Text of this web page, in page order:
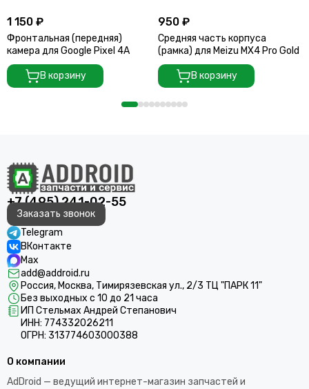
1 150 ₽
Фронтальная (передняя)
камера для Google Pixel 4A
В корзину
950 ₽
Средняя часть корпуса
(рамка) для Meizu MX4 Pro Gold
В корзину
+7 (495) 241-02-55
Заказать звонок
Telegram
ВКонтакте
Max
add@addroid.ru
Россия, Москва, Тимирязевская ул., 2/3 ТЦ "ПАРК 11"
Без выходных с 10 до 21 часа
ИП Стельмах Андрей Степанович
ИНН: 774332026211
ОГРН: 313774603000388
О компании
AdDroid — ведущий интернет-магазин запчастей и